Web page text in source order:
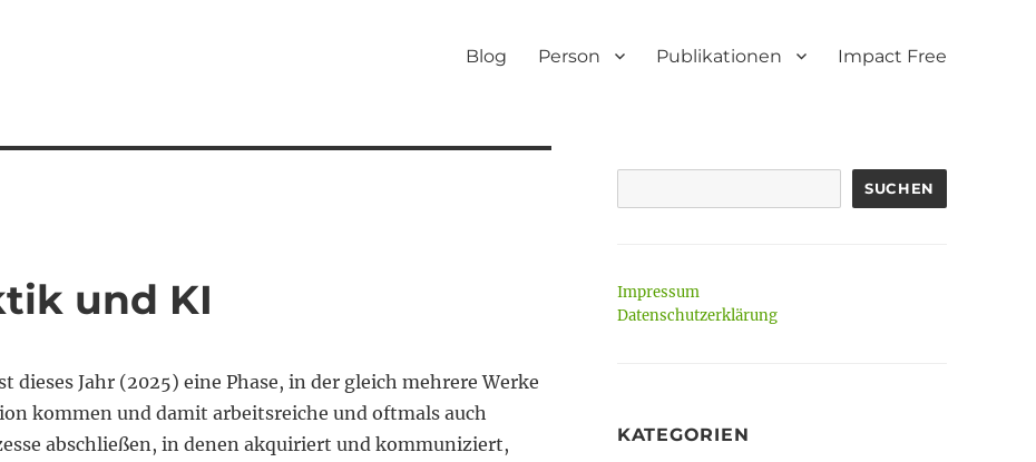
Blog Person Publikationen Impact Free
und KI
dieses Jahr (2025) eine Phase, in der gleich mehrere Werke
kommen und damit arbeitsreiche und oftmals auch
abschließen, in denen akquiriert und kommuniziert,
SUCHEN
Impressum
Datenschutzerklärung
KATEGORIEN